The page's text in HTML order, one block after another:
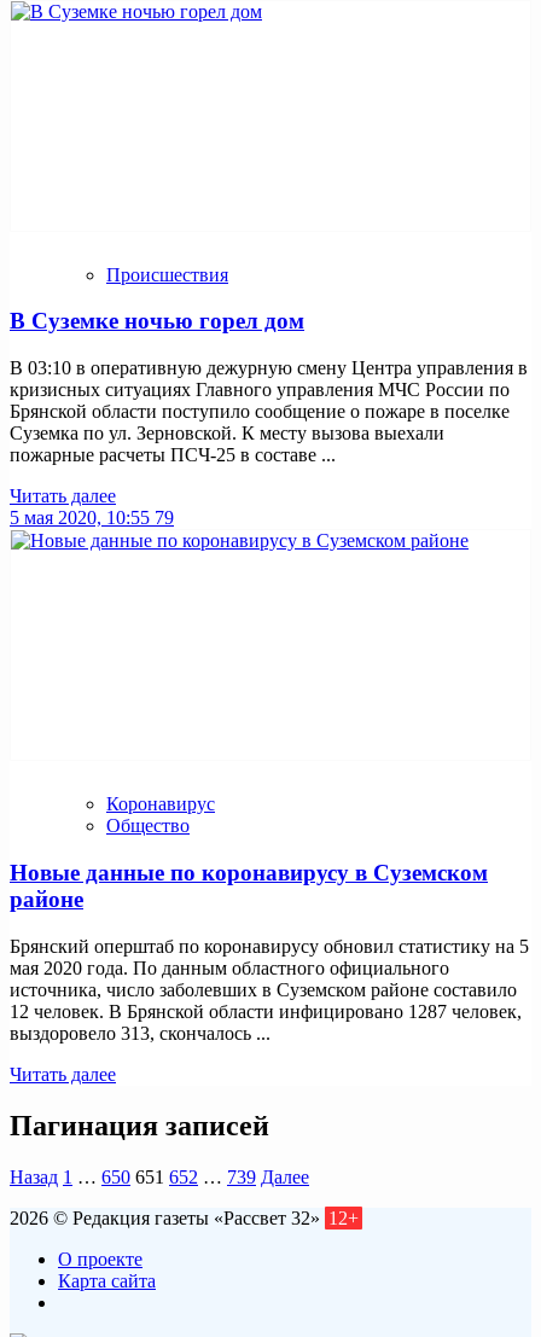
Происшествия
В Суземке ночью горел дом
В 03:10 в оперативную дежурную смену Центра управления в
кризисных ситуациях Главного управления МЧС России по
Брянской области поступило сообщение о пожаре в поселке
Суземка по ул. Зерновской. К месту вызова выехали
пожарные расчеты ПСЧ-25 в составе ...
Читать далее
5 мая 2020, 10:55 79
Коронавирус
Общество
Новые данные по коронавирусу в Суземском
районе
Брянский оперштаб по коронавирусу обновил статистику на 5
мая 2020 года. По данным областного официального
источника, число заболевших в Суземском районе составило
12 человек. В Брянской области инфицировано 1287 человек,
выздоровело 313, скончалось ...
Читать далее
Пагинация записей
Назад 1 … 650 651 652 … 739 Далее
2026 © Редакция газеты «Рассвет 32» 12+
О проекте
Карта сайта